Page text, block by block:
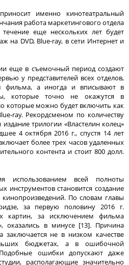
именно кинотеатральный
работа маркетингового отдела
еще нескольких лет будет
на DVD, Blue-ray, в сети Интернет и
еще в съемочный период создают
у представителей всех отделов,
фильма, а иногда и вписывают в
которые точно не окажутся в
которые можно будет включить как
ray. Рекордсменом по количеству
трилогии «Властелин колец»
4 октября 2016 г., спустя 14 лет
более трех часов удаленных
контента и стоит 800 долл.
использованием всей полноты
инструментов становится создание
По словам главы
за первую половину 2016 г.
картин, за исключением фильма
оказались в минусе [13]. Причина
заключается не в низком качестве
бюджетах, а в ошибочной
Подобные ошибки допускают даже
располагающие значительно